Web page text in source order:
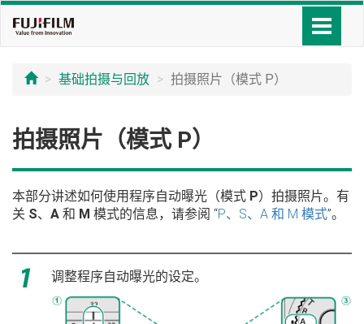
基础拍摄与回放 拍摄照片（模式 P）
拍摄照片（模式 P）
本部分讲述如何使用程序自动曝光（模式 P）拍摄照片。有
关 S、 A 和 M 模式的信息，请参阅 “P、S、A 和 M 模式”。
调整程序自动曝光的设定。